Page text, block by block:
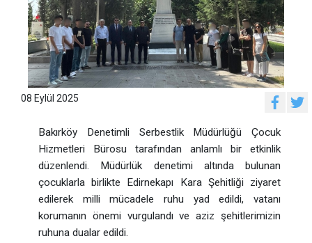
08 Eylül 2025
Bakırköy Denetimli Serbestlik Müdürlüğü Çocuk
Hizmetleri Bürosu tarafından anlamlı bir etkinlik
düzenlendi. Müdürlük denetimi altında bulunan
çocuklarla birlikte Edirnekapı Kara Şehitliği ziyaret
edilerek milli mücadele ruhu yad edildi, vatanı
korumanın önemi vurgulandı ve aziz şehitlerimizin
ruhuna dualar edildi.